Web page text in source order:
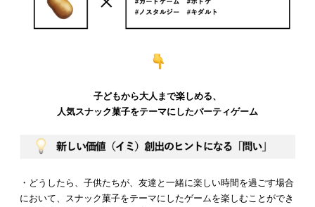
子どもから大人まで楽しめる、
人気スナック菓子をテーマにしたパーティゲーム
・どうしたら、子供たちが、友達と一緒に楽しい時間を過ごす場合
において、スナック菓子をテーマにしたゲームを楽しむことができ